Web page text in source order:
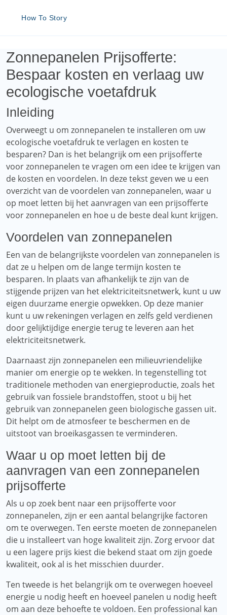
How To Story
Zonnepanelen Prijsofferte:
Bespaar kosten en verlaag uw
ecologische voetafdruk
Inleiding
Overweegt u om zonnepanelen te installeren om uw
ecologische voetafdruk te verlagen en kosten te
besparen? Dan is het belangrijk om een ​​prijsofferte
voor zonnepanelen te vragen om een ​​idee te krijgen van
de kosten en voordelen. In deze tekst geven we u een
overzicht van de voordelen van zonnepanelen, waar u
op moet letten bij het aanvragen van een prijsofferte
voor zonnepanelen en hoe u de beste deal kunt krijgen.
Voordelen van zonnepanelen
Een van de belangrijkste voordelen van zonnepanelen is
dat ze u helpen om de lange termijn kosten te
besparen. In plaats van afhankelijk te zijn van de
stijgende prijzen van het elektriciteitsnetwerk, kunt u uw
eigen duurzame energie opwekken. Op deze manier
kunt u uw rekeningen verlagen en zelfs geld verdienen
door gelijktijdige energie terug te leveren aan het
elektriciteitsnetwerk.
Daarnaast zijn zonnepanelen een milieuvriendelijke
manier om energie op te wekken. In tegenstelling tot
traditionele methoden van energieproductie, zoals het
gebruik van fossiele brandstoffen, stoot u bij het
gebruik van zonnepanelen geen biologische gassen uit.
Dit helpt om de atmosfeer te beschermen en de
uitstoot van broeikasgassen te verminderen.
Waar u op moet letten bij de
aanvragen van een zonnepanelen
prijsofferte
Als u op zoek bent naar een prijsofferte voor
zonnepanelen, zijn er een aantal belangrijke factoren
om te overwegen. Ten eerste moeten de zonnepanelen
die u installeert van hoge kwaliteit zijn. Zorg ervoor dat
u een lagere prijs kiest die bekend staat om zijn goede
kwaliteit, ook al is het misschien duurder.
Ten tweede is het belangrijk om te overwegen hoeveel
energie u nodig heeft en hoeveel panelen u nodig heeft
om aan deze behoefte te voldoen. Een professional kan